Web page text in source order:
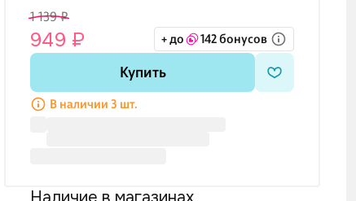
1 139 ₽
949 ₽ + до 142 бонусов
Купить
В наличии 3 шт.